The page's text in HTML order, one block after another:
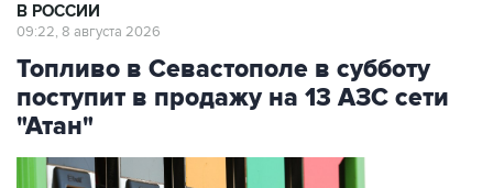
В РОССИИ
09:22, 8 августа 2026
Топливо в Севастополе в субботу
поступит в продажу на 13 АЗС сети
"Атан"